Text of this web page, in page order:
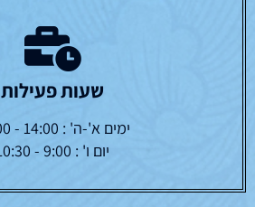
שעות פעילות
ימים א'-ה' : 14:00 - 19:00
יום ו' : 9:00 - 10:30